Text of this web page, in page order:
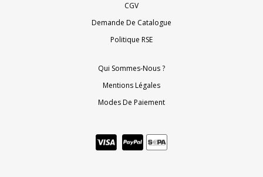
CGV
Demande De Catalogue
Politique RSE
Qui Sommes-Nous ?
Mentions Légales
Modes De Paiement